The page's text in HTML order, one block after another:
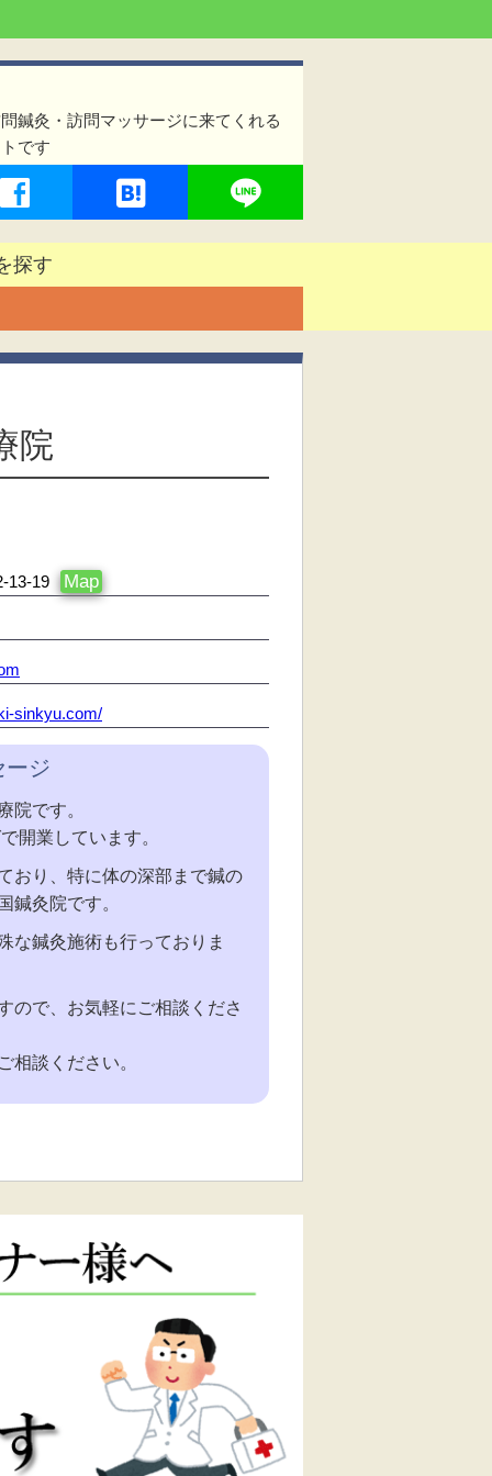
鍼灸・訪問マッサージに来てくれる
です
探す
院
13-19 Map
sinkyu.com/
ージ
院です。
開業しています。
おり、特に体の深部まで鍼の
鍼灸院です。
な鍼灸施術も行っておりま
ので、お気軽にご相談くださ
談ください。